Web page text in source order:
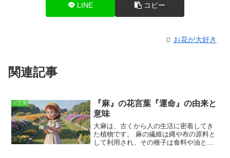
LINE コピー
お花が大好き
関連記事
花言葉
『麻』の花言葉『運命』の由来と
意味
大麻は、古くから人の生活に密着してき
た植物です。
麻の繊維は縄や布の原料と
して利用され、その種子は食料や油とし